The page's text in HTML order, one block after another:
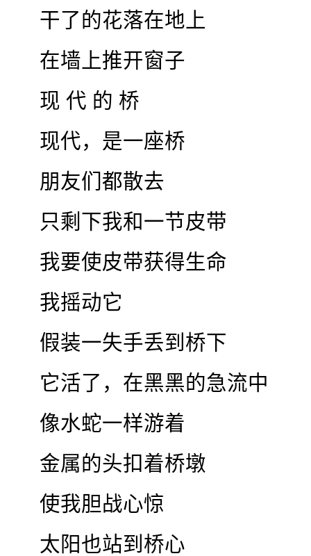
干了的花落在地上
在墙上推开窗子
现 代 的 桥
现代，是一座桥
朋友们都散去
只剩下我和一节皮带
我要使皮带获得生命
我摇动它
假装一失手丢到桥下
它活了，在黑黑的急流中
像水蛇一样游着
金属的头扣着桥墩
使我胆战心惊
太阳也站到桥心